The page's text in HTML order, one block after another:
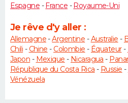
Espagne -France -Royaume-Uni
Je rêve d'y aller :
Allemagne-Argentine -Australie -
Chili - Chine - Colombie - Équateur-
Japon - Mexique - Nicaragua -
République du Costa Rica - Russie -
Vénézuela